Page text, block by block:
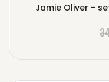
Jamie Oliver -